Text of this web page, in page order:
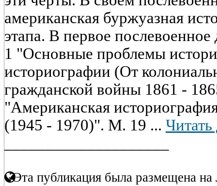
американская буржуазная
этапа. В первое послевоенное
1 "Основные проблемы
историографии (От
гражданской войны 1861 -
"Американская
(1945 - 1970)". М. 19 ... Читать
Эта публикация была размещена на